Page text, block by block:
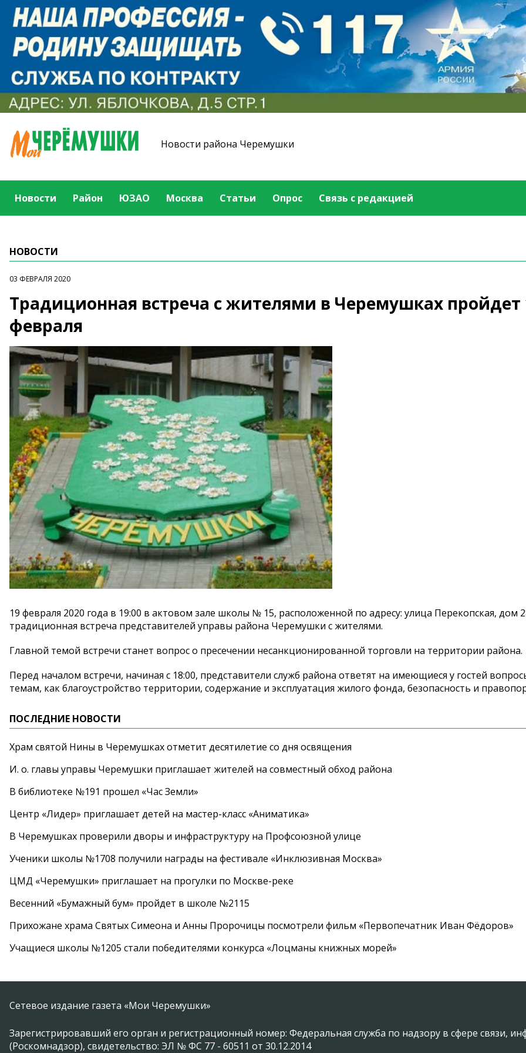
Новости района Черемушки
Новости Район ЮЗАО Москва Статьи Опрос Связь с редакцией
НОВОСТИ
03 ФЕВРАЛЯ 2020
Традиционная встреча с жителями в Черемушках пройдет
февраля
19 февраля 2020 года в 19:00 в актовом зале школы № 15, расположенной по адресу: улица Перекопская, дом
традиционная встреча представителей управы района Черемушки с жителями.
Главной темой встречи станет вопрос о пресечении несанкционированной торговли на территории района.
Перед началом встречи, начиная с 18:00, представители служб района ответят на имеющиеся у гостей
темам, как благоустройство территории, содержание и эксплуатация жилого фонда, безопасность и
ПОСЛЕДНИЕ НОВОСТИ
Храм святой Нины в Черемушках отметит десятилетие со дня освящения
И. о. главы управы Черемушки приглашает жителей на совместный обход района
В библиотеке №191 прошел «Час Земли»
Центр «Лидер» приглашает детей на мастер-класс «Аниматика»
В Черемушках проверили дворы и инфраструктуру на Профсоюзной улице
Ученики школы №1708 получили награды на фестивале «Инклюзивная Москва»
ЦМД «Черемушки» приглашает на прогулки по Москве-реке
Весенний «Бумажный бум» пройдет в школе №2115
Прихожане храма Святых Симеона и Анны Пророчицы посмотрели фильм «Первопечатник Иван Фёдоров»
Учащиеся школы №1205 стали победителями конкурса «Лоцманы книжных морей»
Сетевое издание газета «Мои Черемушки»
Зарегистрировавший его орган и регистрационный номер: Федеральная служба по надзору в сфере связи,
(Роскомнадзор), свидетельство: ЭЛ № ФС 77 - 60511 от 30.12.2014